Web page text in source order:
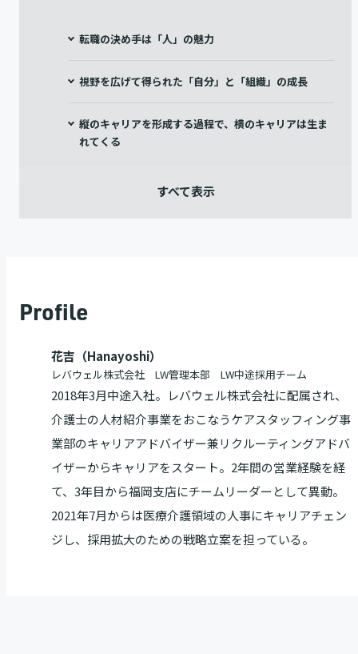
転職の決め手は「人」の魅力
視野を広げて得られた「自分」と「組織」の成長
縦のキャリアを形成する過程で、横のキャリアは生ま
れてくる
Profile
花吉（Hanayoshi）
レバウェル株式会社 LW管理本部 LW中途採用チーム
2018年3月中途入社。レバウェル株式会社に配属され、
介護士の人材紹介事業をおこなうケアスタッフィング事
業部のキャリアアドバイザー兼リクルーティングアドバ
イザーからキャリアをスタート。2年間の営業経験を経
て、3年目から福岡支店にチームリーダーとして異動。
2021年7月からは医療介護領域の人事にキャリアチェン
ジし、採用拡大のための戦略立案を担っている。